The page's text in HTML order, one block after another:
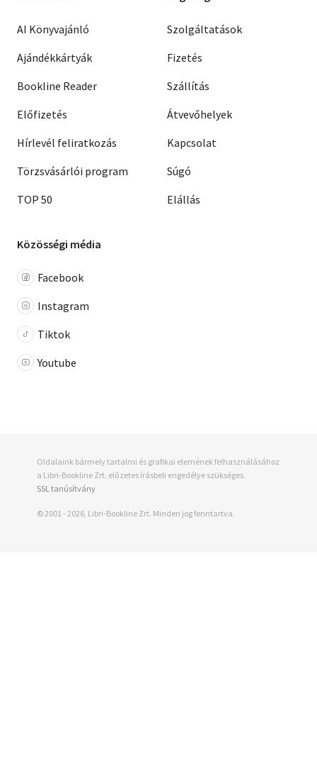
AI Könyvajánló
Ajándékkártyák
Bookline Reader
Előfizetés
Hírlevél feliratkozás
Törzsvásárlói program
TOP 50
Szolgáltatások
Fizetés
Szállítás
Átvevőhelyek
Kapcsolat
Súgó
Elállás
Közösségi média
Facebook
Instagram
Tiktok
Youtube
Oldalaink bármely tartalmi és grafikai elemének felhasználásához
a Libri-Bookline Zrt. előzetes írásbeli engedélye szükséges.
SSL tanúsítvány
© 2001 - 2026, Libri-Bookline Zrt. Minden jog fenntartva.